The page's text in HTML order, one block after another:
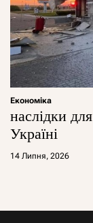
Економіка
наслідки
Україні
14 Липня, 2026